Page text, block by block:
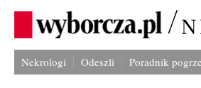
Nekrologi Odeszli Poradnik